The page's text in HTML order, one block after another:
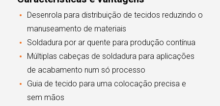
Desenrola para distribuição de tecidos reduzindo o
manuseamento de materiais
Soldadura por ar quente para produção contínua
Múltiplas cabeças de soldadura para aplicações
de acabamento num só processo
Guia de tecido para uma colocação precisa e
sem mãos